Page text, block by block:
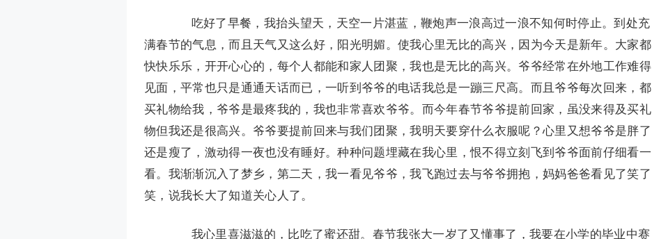
吃好了早餐，我抬头望天，天空一片湛蓝，鞭炮声一浪高过一浪不知何时停止。到处充
满春节的气息，而且天气又这么好，阳光明媚。使我心里无比的高兴，因为今天是新年。大家都
快快乐乐，开开心心的，每个人都能和家人团聚，我也是无比的高兴。爷爷经常在外地工作难得
见面，平常也只是通通天话而已，一听到爷爷的电话我总是一蹦三尺高。而且爷爷每次回来，都
买礼物给我，爷爷是最疼我的，我也非常喜欢爷爷。而今年春节爷爷提前回家，虽没来得及买礼
物但我还是很高兴。爷爷要提前回来与我们团聚，我明天要穿什么衣服呢？心里又想爷爷是胖了
还是瘦了，激动得一夜也没有睡好。种种问题埋藏在我心里，恨不得立刻飞到爷爷面前仔细看一
看。我渐渐沉入了梦乡，第二天，我一看见爷爷，我飞跑过去与爷爷拥抱，妈妈爸爸看见了笑了
笑，说我长大了知道关心人了。
我心里喜滋滋的，比吃了蜜还甜。春节我张大一岁了又懂事了，我要在小学的毕业中赛